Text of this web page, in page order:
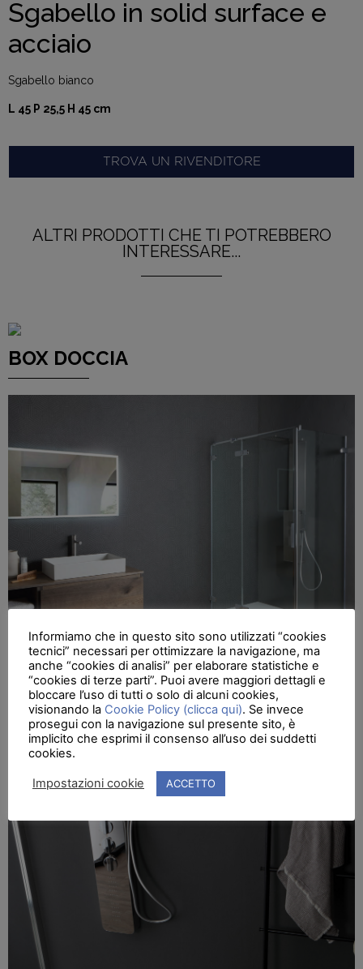
Sgabello in solid surface e
acciaio
Sgabello bianco
L 45 P 25,5 H 45 cm
TROVA UN RIVENDITORE
ALTRI PRODOTTI CHE TI POTREBBERO
INTERESSARE...
BOX DOCCIA
PIATTI DOCCIA
Informiamo che in questo sito sono utilizzati “cookies
tecnici” necessari per ottimizzare la navigazione, ma
anche “cookies di analisi” per elaborare statistiche e
“cookies di terze parti”. Puoi avere maggiori dettagli e
bloccare l’uso di tutti o solo di alcuni cookies,
visionando la Cookie Policy (clicca qui). Se invece
prosegui con la navigazione sul presente sito, è
implicito che esprimi il consenso all’uso dei suddetti
cookies.
Impostazioni cookie ACCETTO